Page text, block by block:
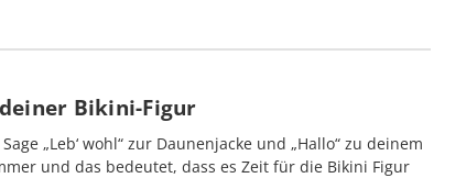
Bikini-Figur
„Leb‘ wohl“ zur Daunenjacke und „Hallo“ zu deinem
und das bedeutet, dass es Zeit für die Bikini Figur